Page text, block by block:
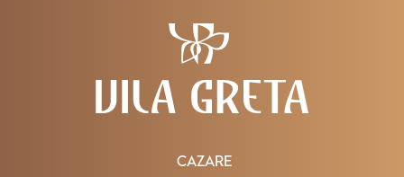
CAZARE